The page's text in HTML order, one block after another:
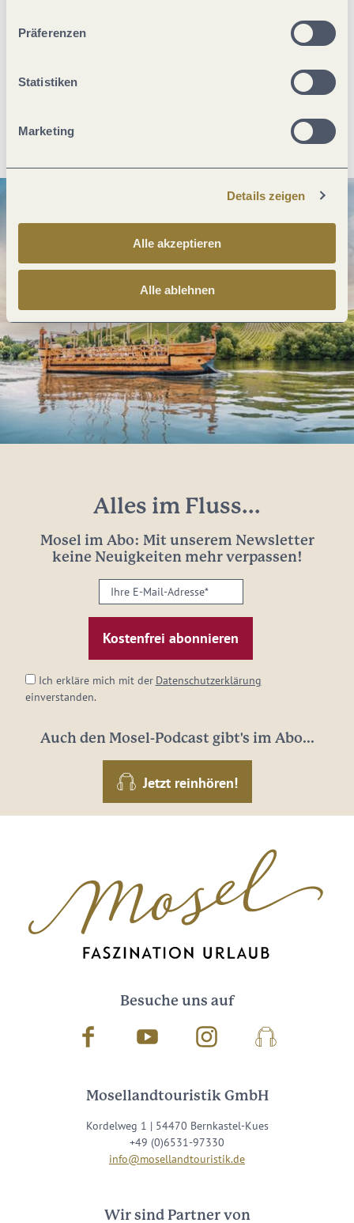
Präferenzen
Statistiken
Marketing
Details zeigen
Alle akzeptieren
Alle ablehnen
PDF erzeugen
Alles im Fluss...
Mosel im Abo: Mit unserem Newsletter
keine Neuigkeiten mehr verpassen!
Ihre
E-
Mail-
Adresse:
Ich erkläre mich mit der Datenschutzerklärung
einverstanden.
Auch den Mosel-Podcast gibt's im Abo...
Jetzt reinhören!
Besuche uns auf
Facebook Youtube InstagramPodcast
Mosellandtouristik GmbH
Kordelweg 1 | 54470 Bernkastel-Kues
+49 (0)6531-97330
info@mosellandtouristik.de
Wir sind Partner von